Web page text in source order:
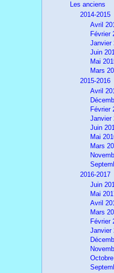
Les anciens
2014-2015
Avril
Février
Janvier
Juin
Mai
Mars
2015-2016
Avril
Février
Janvier
Juin
Mai
Mars
2016-2017
Juin
Mai
Avril
Mars
Février
Janvier